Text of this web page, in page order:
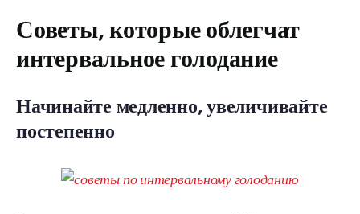
Советы, которые облегчат
интервальное голодание
Начинайте медленно, увеличивайте
постепенно